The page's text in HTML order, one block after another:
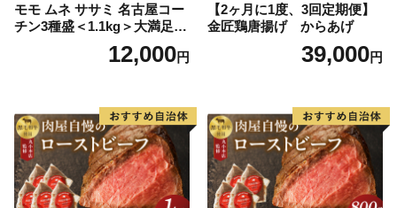
モモ ムネ ササミ 名古屋コー
チン3種盛＜1.1kg＞大満足セ
ット 地鶏 鶏肉12,000円
【2ヶ月に1度、3回定期便】
金匠鶏唐揚げ からあげ
39,000円